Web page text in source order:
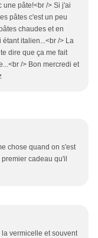
une pâte!<br /> Si j'ai
pâtes c'est un peu
chaudes et en
italien...<br /> La
dire que ça me fait
/> Bon mercredi et
chose quand on s'est
cadeau qu'il
vermicelle et souvent